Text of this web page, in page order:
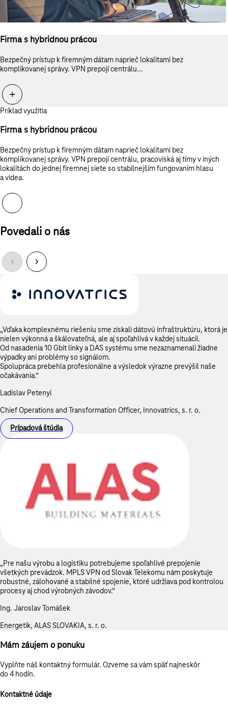
Firma s hybridnou prácou
Bezpečný prístup k firemným dátam naprieč lokalitami bez
komplikovanej správy. VPN prepojí centrálu...
Príklad využitia
Firma s hybridnou prácou
Bezpečný prístup k firemným dátam naprieč lokalitami bez
komplikovanej správy. VPN prepojí centrálu, pracoviská aj tímy v iných
lokalitách do jednej firemnej siete so stabilnejším fungovaním hlasu
a videa.
Povedali o nás
„Vďaka komplexnému riešeniu sme získali dátovú infraštruktúru, ktorá je
nielen výkonná a škálovateľná, ale aj spoľahlivá v každej situácii.
Od nasadenia 10 Gbit linky a DAS systému sme nezaznamenali žiadne
výpadky ani problémy so signálom.
Spolupráca prebehla profesionálne a výsledok výrazne prevýšil naše
očakávania.“
Ladislav Petenyi
Chief Operations and Transformation Officer, Innovatrics, s. r. o.
Prípadová štúdia
„Pre našu výrobu a logistiku potrebujeme spoľahlivé prepojenie
všetkých prevádzok. MPLS VPN od Slovak Telekomu nám poskytuje
robustné, zálohované a stabilné spojenie, ktoré udržiava pod kontrolou
procesy aj chod výrobných závodov.“
Ing. Jaroslav Tomášek
Energetik, ALAS SLOVAKIA, s. r. o.
Mám záujem o ponuku
Vyplňte náš kontaktný formulár. Ozveme sa vám späť najneskôr
do 4 hodín.
Kontaktné údaje